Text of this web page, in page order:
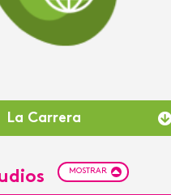
MOSTRAR